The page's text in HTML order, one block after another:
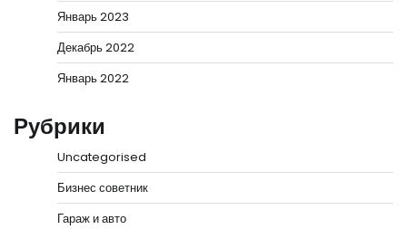
Январь 2023
Декабрь 2022
Январь 2022
Рубрики
Uncategorised
Бизнес советник
Гараж и авто